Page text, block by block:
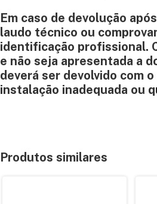
Em caso de devolução
laudo técnico ou
identificação profissional.
e não seja apresentada a
deverá ser devolvido com
instalação inadequada ou
Produtos similares